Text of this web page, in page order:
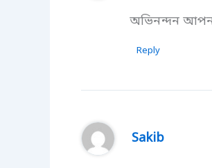
অভিনন্দন
Reply
Sakib